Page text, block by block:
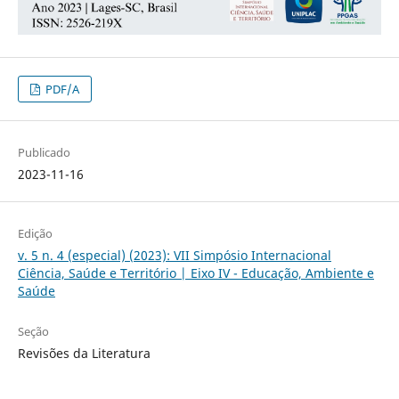
PDF/A
Publicado
2023-11-16
Edição
v. 5 n. 4 (especial) (2023): VII Simpósio Internacional
Ciência, Saúde e Território | Eixo IV - Educação, Ambiente e
Saúde
Seção
Revisões da Literatura